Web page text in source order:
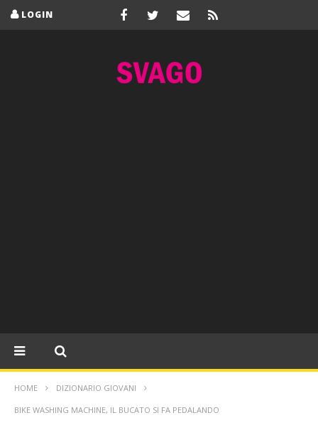
LOGIN
HOME DIZIONARIO GIOVANI
BIKE WASHING MACHINE, IL BUCATO SI FA PEDALANDO